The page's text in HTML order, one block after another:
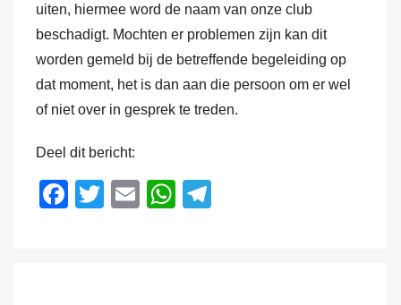
uiten, hiermee word de naam van onze club
beschadigt. Mochten er problemen zijn kan dit
worden gemeld bij de betreffende begeleiding op
dat moment, het is dan aan die persoon om er wel
of niet over in gesprek te treden.
Deel dit bericht:
F
T
E
W